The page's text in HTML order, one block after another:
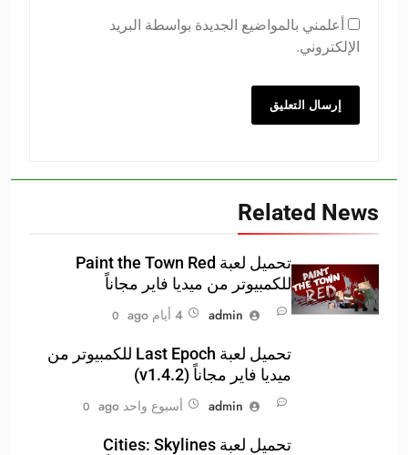
أعلمني بالمواضيع الجديدة بواسطة البريد
الإلكتروني.
Related News
تحميل لعبة Paint the Town Red
للكمبيوتر من ميديا فاير مجاناً
admin
4 أيام ago 0
تحميل لعبة Last Epoch للكمبيوتر من
ميديا فاير مجاناً (v1.4.2)
admin
أسبوع واحد ago 0
تحميل لعبة Cities: Skylines